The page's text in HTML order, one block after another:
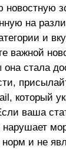
новостную
на
и
важной
она стала
который
ваша
нарушает
норм и не